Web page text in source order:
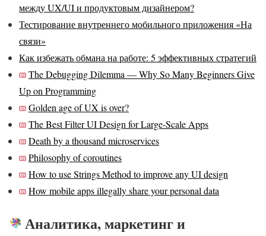
между UX/UI и продуктовым дизайнером?
Тестирование внутреннего мобильного приложения «На
связи»
Как избежать обмана на работе: 5 эффективных стратегий
The Debugging Dilemma — Why So Many Beginners Give
Up on Programming
Golden age of UX is over?
The Best Filter UI Design for Large-Scale Apps
Death by a thousand microservices
Philosophy of coroutines
How to use Strings Method to improve any UI design
How mobile apps illegally share your personal data
Аналитика, маркетинг и